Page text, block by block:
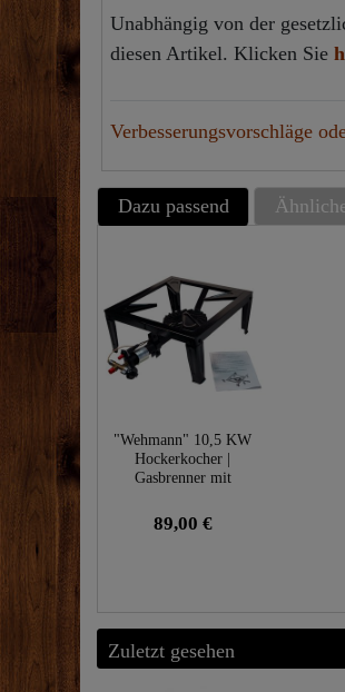
Unabhängig von der
diesen Artikel. Klicken Sie
Verbesserungsvorschläge
Dazu passend
"Wehmann" 10,5 KW
Hockerkocher |
Gasbrenner mit
89,00 €
Zuletzt gesehen